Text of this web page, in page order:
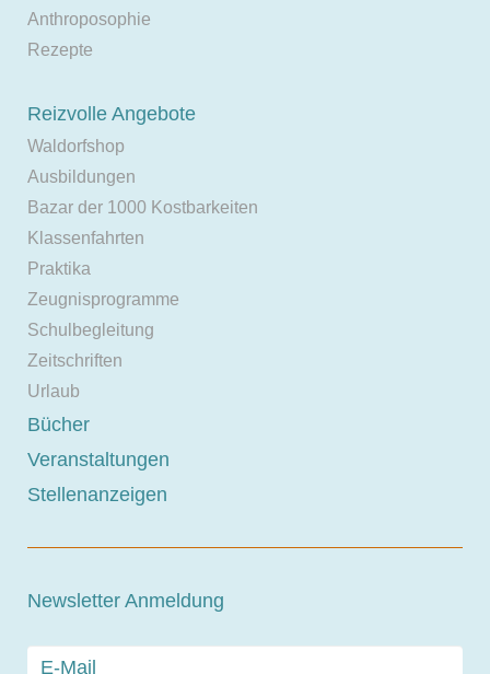
Anthroposophie
Rezepte
Reizvolle Angebote
Waldorfshop
Ausbildungen
Bazar der 1000 Kostbarkeiten
Klassenfahrten
Praktika
Zeugnisprogramme
Schulbegleitung
Zeitschriften
Urlaub
Bücher
Veranstaltungen
Stellenanzeigen
Newsletter Anmeldung